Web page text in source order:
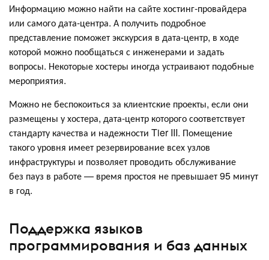
Информацию можно найти на сайте хостинг-провайдера
или самого дата-центра. А получить подробное
представление поможет экскурсия в дата-центр, в ходе
которой можно пообщаться с инженерами и задать
вопросы. Некоторые хостеры иногда устраивают подобные
мероприятия.
Можно не беспокоиться за клиентские проекты, если они
размещены у хостера, дата-центр которого соответствует
стандарту качества и надежности Tier III. Помещение
такого уровня имеет резервирование всех узлов
инфраструктуры и позволяет проводить обслуживание
без пауз в работе — время простоя не превышает 95 минут
в год.
Поддержка языков
программирования и баз данных